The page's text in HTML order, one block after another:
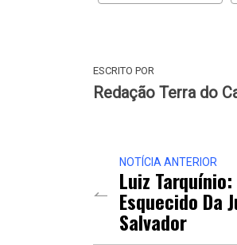
ESCRITO POR
Redação Terra do
NOTÍCIA ANTERIOR
Luiz
Esquecido Da
Salvador